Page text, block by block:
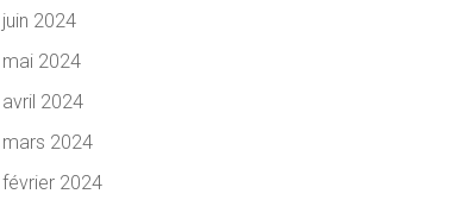
juin 2024
mai 2024
avril 2024
mars 2024
février 2024